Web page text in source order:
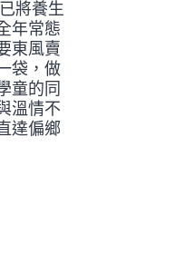
將養生
年常態
東風賣
袋，做
童的同
溫情不
達偏鄉